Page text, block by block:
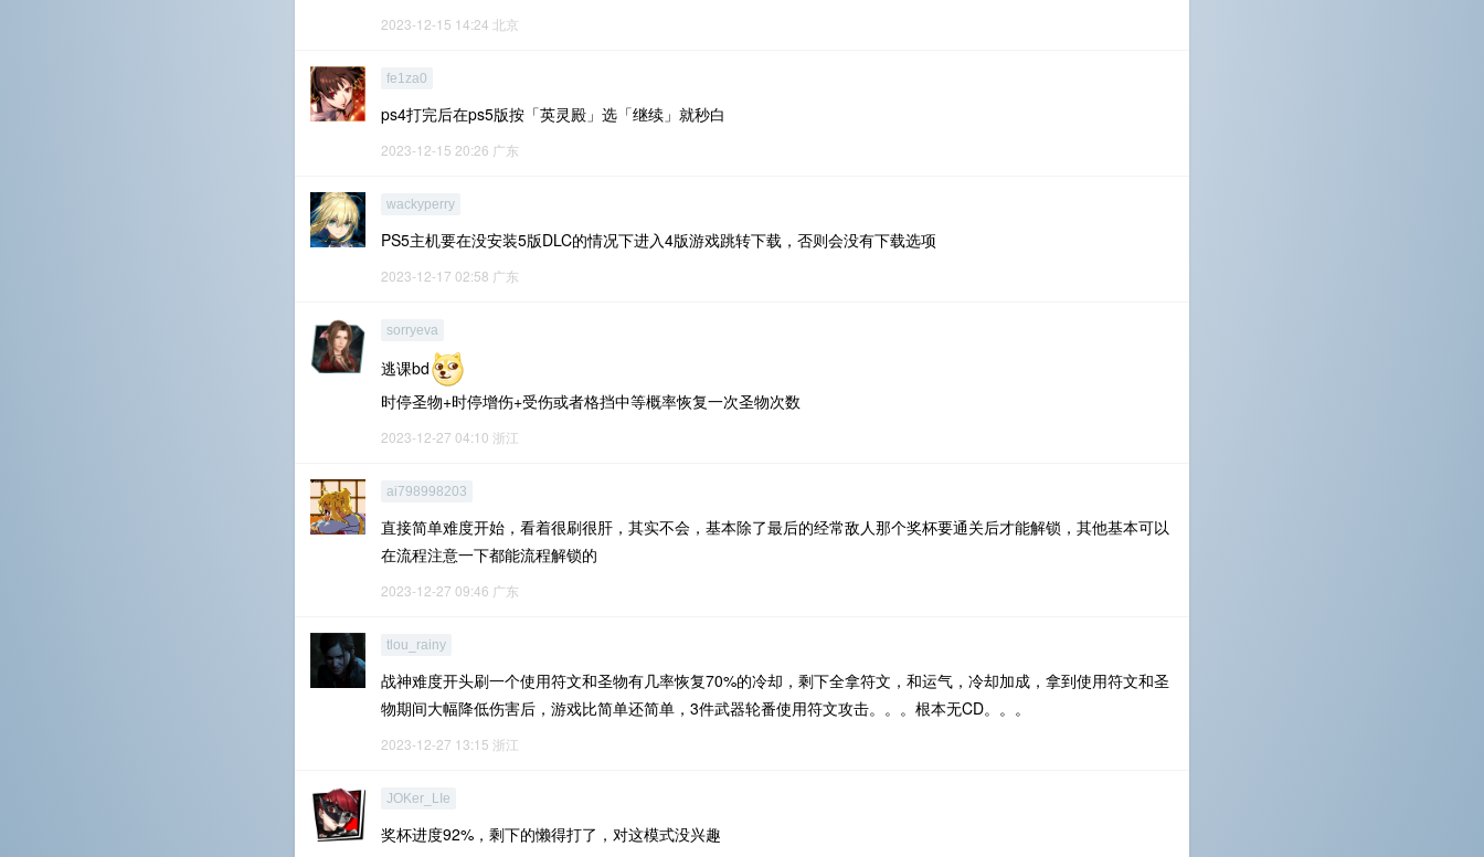
2023-12-15 14:24 北京
fe1za0
ps4打完后在ps5版按「英灵殿」选「继续」就秒白
2023-12-15 20:26 广东
wackyperry
PS5主机要在没安装5版DLC的情况下进入4版游戏跳转下载，否则会没有下载选项
2023-12-17 02:58 广东
sorryeva
逃课bd
时停圣物+时停增伤+受伤或者格挡中等概率恢复一次圣物次数
2023-12-27 04:10 浙江
ai798998203
直接简单难度开始，看着很刷很肝，其实不会，基本除了最后的经常敌人那个奖杯要通关后才能解锁，其他基本可以
在流程注意一下都能流程解锁的
2023-12-27 09:46 广东
tlou_rainy
战神难度开头刷一个使用符文和圣物有几率恢复70%的冷却，剩下全拿符文，和运气，冷却加成，拿到使用符文和圣
物期间大幅降低伤害后，游戏比简单还简单，3件武器轮番使用符文攻击。。。根本无CD。。。
2023-12-27 13:15 浙江
JOKer_LIe
奖杯进度92%，剩下的懒得打了，对这模式没兴趣